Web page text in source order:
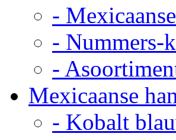
-
- Nummers-
-
Mexicaanse
- Kobalt